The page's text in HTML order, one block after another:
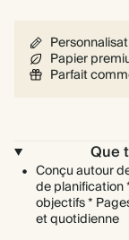
Papier
Parfait
Que
Conçu autour
de planification
objectifs *
et quotidienne